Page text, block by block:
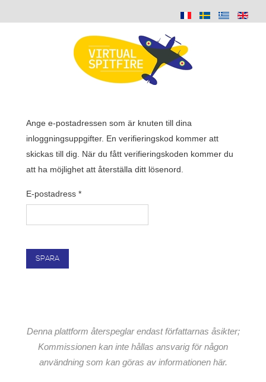
Ange e-postadressen som är knuten till dina
inloggningsuppgifter. En verifieringskod kommer att
skickas till dig. När du fått verifieringskoden kommer du
att ha möjlighet att återställa ditt lösenord.
E-postadress *
SPARA
Denna plattform återspeglar endast författarnas åsikter;
Kommissionen kan inte hållas ansvarig för någon
användning som kan göras av informationen här.